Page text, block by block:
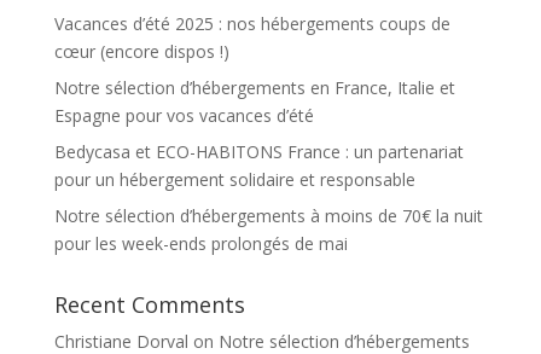
Vacances d’été 2025 : nos hébergements coups de
cœur (encore dispos !)
Notre sélection d’hébergements en France, Italie et
Espagne pour vos vacances d’été
Bedycasa et ECO-HABITONS France : un partenariat
pour un hébergement solidaire et responsable
Notre sélection d’hébergements à moins de 70€ la nuit
pour les week-ends prolongés de mai
Recent Comments
Christiane Dorval on Notre sélection d’hébergements